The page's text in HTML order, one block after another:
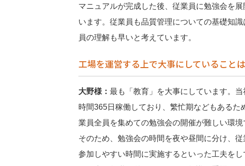
マニュアルが完成した後、従業員に勉強会を
います。従業員も品質管理についての基礎知
員の理解も早いと考えています。
工場を運営する上で大事にしていること
大野様： 最も「教育」を大事にしています。当
時間365日稼働しており、繁忙期などもあるた
業員全員を集めての勉強会の開催が難しい環境
そのため、勉強会の時間を夜や昼間に分け、従
参加しやすい時間に実施するといった工夫をし